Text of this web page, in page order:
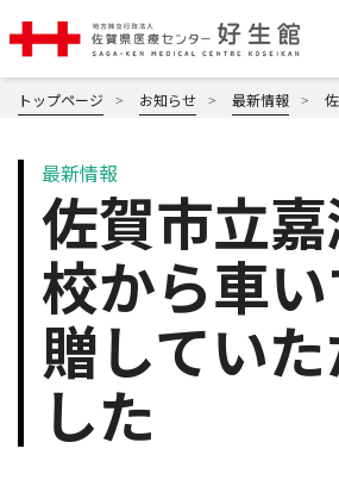
トップページ お知らせ 最新情報
最新情報
佐賀市立
校から車
贈してい
した